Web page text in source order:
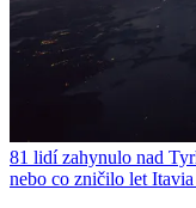
81 lidí zahynulo nad
nebo co zničilo let